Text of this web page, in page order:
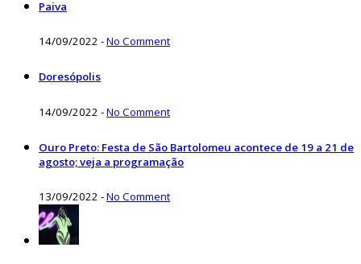
Paiva
14/09/2022 -No Comment
Doresópolis
14/09/2022 -No Comment
Ouro Preto: Festa de São Bartolomeu acontece de 19 a 21 de
agosto; veja a programação
13/09/2022 -No Comment